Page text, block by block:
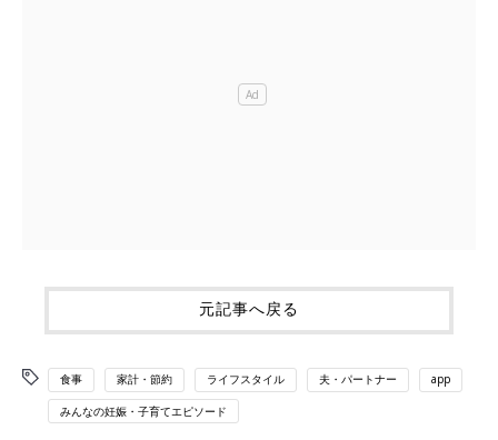
元記事へ戻る
食事 家計・節約 ライフスタイル 夫・パートナー app
みんなの妊娠・子育てエピソード